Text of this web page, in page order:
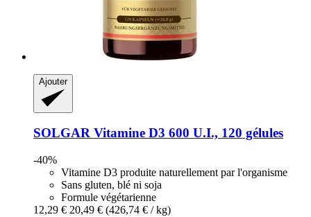
Ajouter
SOLGAR Vitamine D3 600 U.I., 120 gélules
-40%
Vitamine D3 produite naturellement par l'organisme
Sans gluten, blé ni soja
Formule végétarienne
12,29 € 20,49 € (426,74 € / kg)